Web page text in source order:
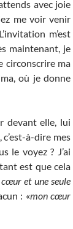
avec joie
me voir venir
m’est
maintenant, je
circonscrire ma
où je donne
devant elle, lui
à-dire mes
le voyez ? J’ai
est que cela
et une seule
: «mon cœur